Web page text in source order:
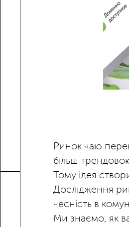
Ринок чаю
більш
Тому ідея
Дослідження
чесність в
Ми знаємо, як